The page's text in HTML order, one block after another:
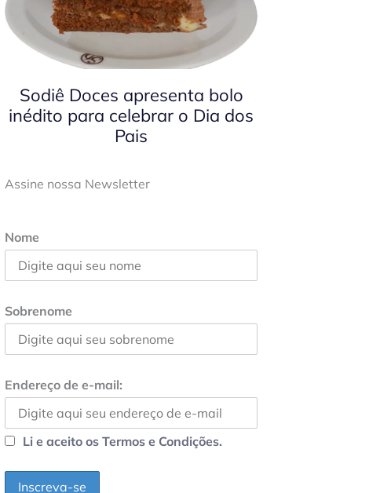
Sodiê Doces apresenta bolo
inédito para celebrar o Dia dos
Pais
Assine nossa Newsletter
Nome
Sobrenome
Endereço de e-mail:
Li e aceito os Termos e Condições.